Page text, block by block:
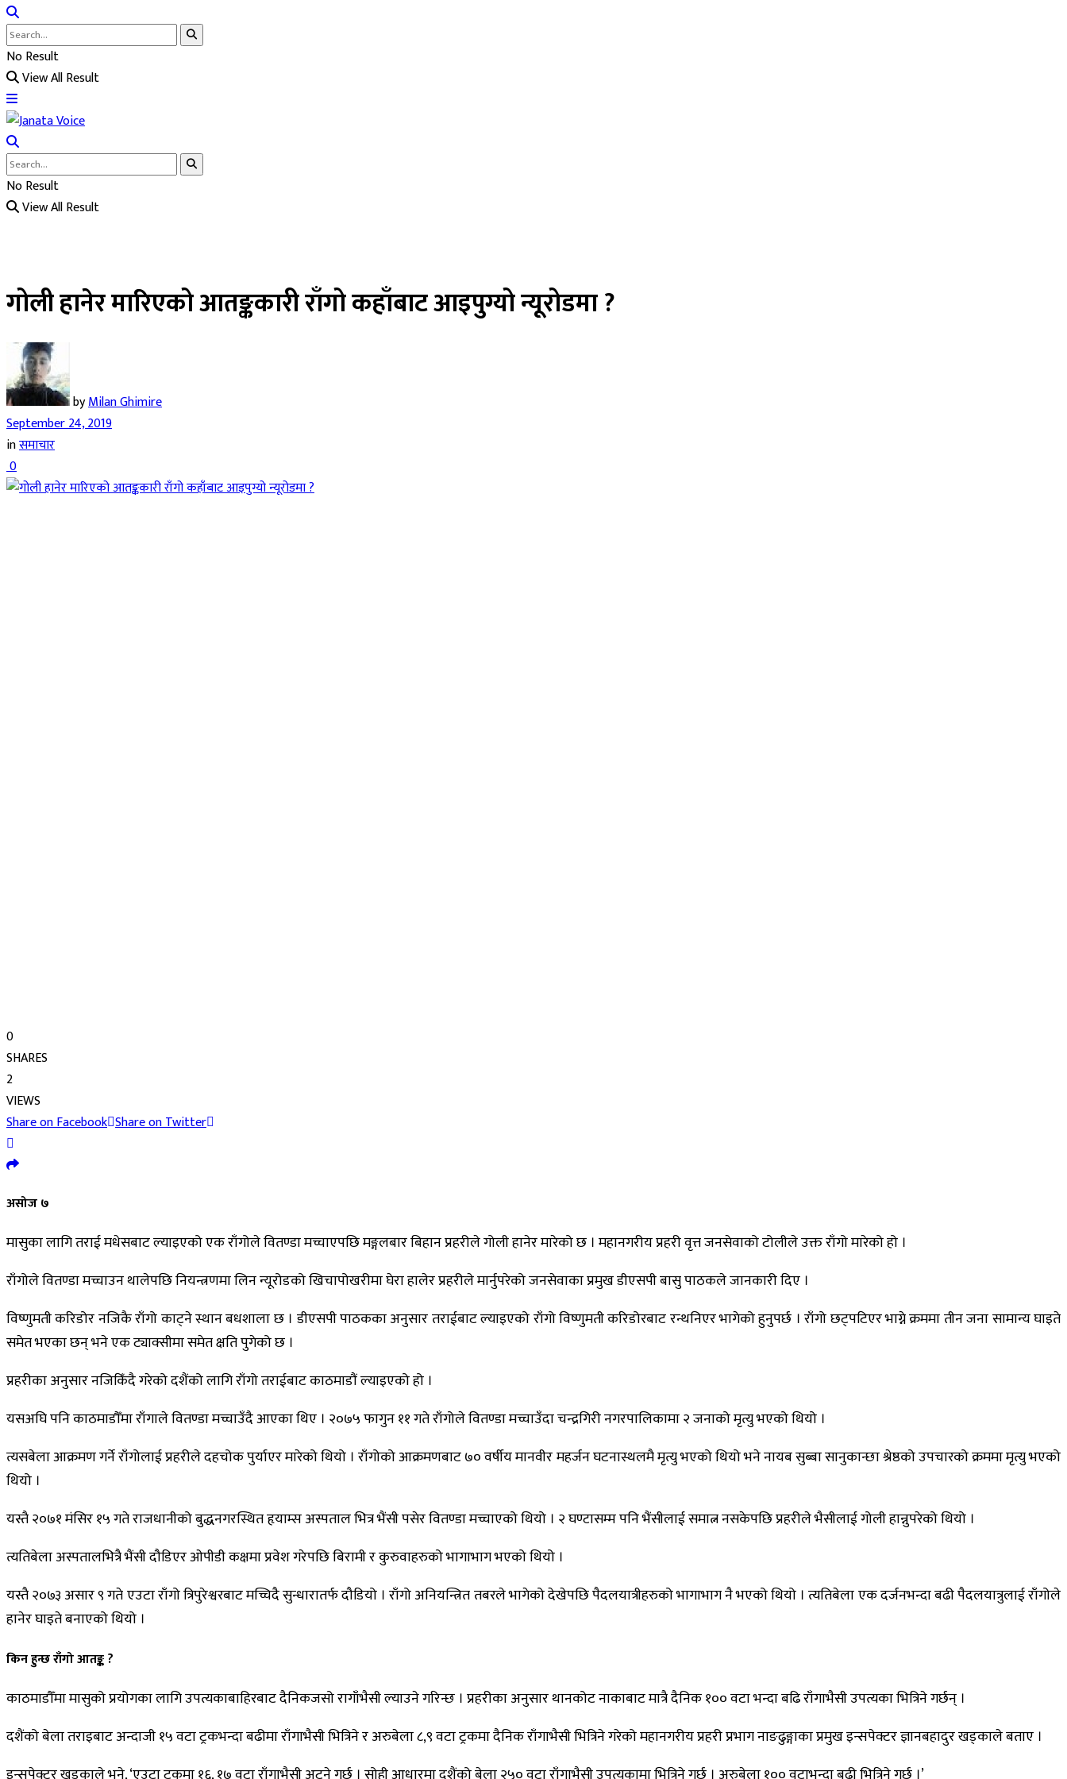
No Result
View All Result
No Result
View All Result
गोली हानेर मारिएको आतङ्ककारी राँगो कहाँबाट आइपुग्यो न्यूरोडमा ?
byMilan Ghimire
September 24, 2019
inसमाचार
0
0
SHARES
2
VIEWS
Share on Facebook Share on Twitter
असोज ७
मासुका लागि तराई मधेसबाट ल्याइएको एक राँगोले वितण्डा मच्चाएपछि मङ्गलबार बिहान प्रहरीले गोली हानेर मारेको छ । महानगरीय प्रहरी वृत्त जनसेवाको टोलीले उक्त राँगो मारेको हो ।
राँगोले वितण्डा मच्चाउन थालेपछि नियन्त्रणमा लिन न्यूरोडको खिचापोखरीमा घेरा हालेर प्रहरीले मार्नुपरेको जनसेवाका प्रमुख डीएसपी बासु पाठकले जानकारी दिए ।
विष्णुमती करिडोर नजिकै राँगो काट्ने स्थान बधशाला छ । डीएसपी पाठकका अनुसार तराईबाट ल्याइएको राँगो विष्णुमती करिडोरबाट रन्थनिएर भागेको हुनुपर्छ । राँगो छट्पटिएर भाग्ने क्रममा तीन जना सामान्य घाइते
समेत भएका छन् भने एक ट्याक्सीमा समेत क्षति पुगेको छ ।
प्रहरीका अनुसार नजिकिँदै गरेको दशैंको लागि राँगो तराईबाट काठमाडौं ल्याइएको हो ।
यसअघि पनि काठमाडौँमा राँगाले वितण्डा मच्चाउँदै आएका थिए । २०७५ फागुन ११ गते राँगोले वितण्डा मच्चाउँदा चन्द्रगिरी नगरपालिकामा २ जनाको मृत्यु भएको थियो ।
त्यसबेला आक्रमण गर्ने राँगोलाई प्रहरीले दहचोक पुर्याएर मारेको थियो । राँगोको आक्रमणबाट ७० वर्षीय मानवीर महर्जन घटनास्थलमै मृत्यु भएको थियो भने नायब सुब्बा सानुकान्छा श्रेष्ठको उपचारको क्रममा मृत्यु भएको
थियो ।
यस्तै २०७१ मंसिर १५ गते राजधानीको बुद्धनगरस्थित हृयाम्स अस्पताल भित्र भैंसी पसेर वितण्डा मच्चाएको थियो । २ घण्टासम्म पनि भैंसीलाई समात्न नसकेपछि प्रहरीले भैसीलाई गोली हान्नुपरेको थियो ।
त्यतिबेला अस्पतालभित्रै भैंसी दौडिएर ओपीडी कक्षमा प्रवेश गरेपछि बिरामी र कुरुवाहरुको भागाभाग भएको थियो ।
यस्तै २०७३ असार ९ गते एउटा राँगो त्रिपुरेश्वरबाट मच्चिदै सुन्धारातर्फ दौडियो । राँगो अनियन्त्रित तबरले भागेको देखेपछि पैदलयात्रीहरुको भागाभाग नै भएको थियो । त्यतिबेला एक दर्जनभन्दा बढी पैदलयात्रुलाई राँगोले
हानेर घाइते बनाएको थियो ।
किन हुन्छ राँगो आतङ्क ?
काठमाडौँमा मासुको प्रयोगका लागि उपत्यकाबाहिरबाट दैनिकजसो रागाँभैसी ल्याउने गरिन्छ । प्रहरीका अनुसार थानकोट नाकाबाट मात्रै दैनिक १०० वटा भन्दा बढि राँगाभैसी उपत्यका भित्रिने गर्छन् ।
दशैंको बेला तराइबाट अन्दाजी १५ वटा ट्रकभन्दा बढीमा राँगाभैसी भित्रिने र अरुबेला ८,९ वटा ट्रकमा दैनिक राँगाभैसी भित्रिने गरेको महानगरीय प्रहरी प्रभाग नाङढुङ्गाका प्रमुख इन्सपेक्टर ज्ञानबहादुर खड्काले बताए ।